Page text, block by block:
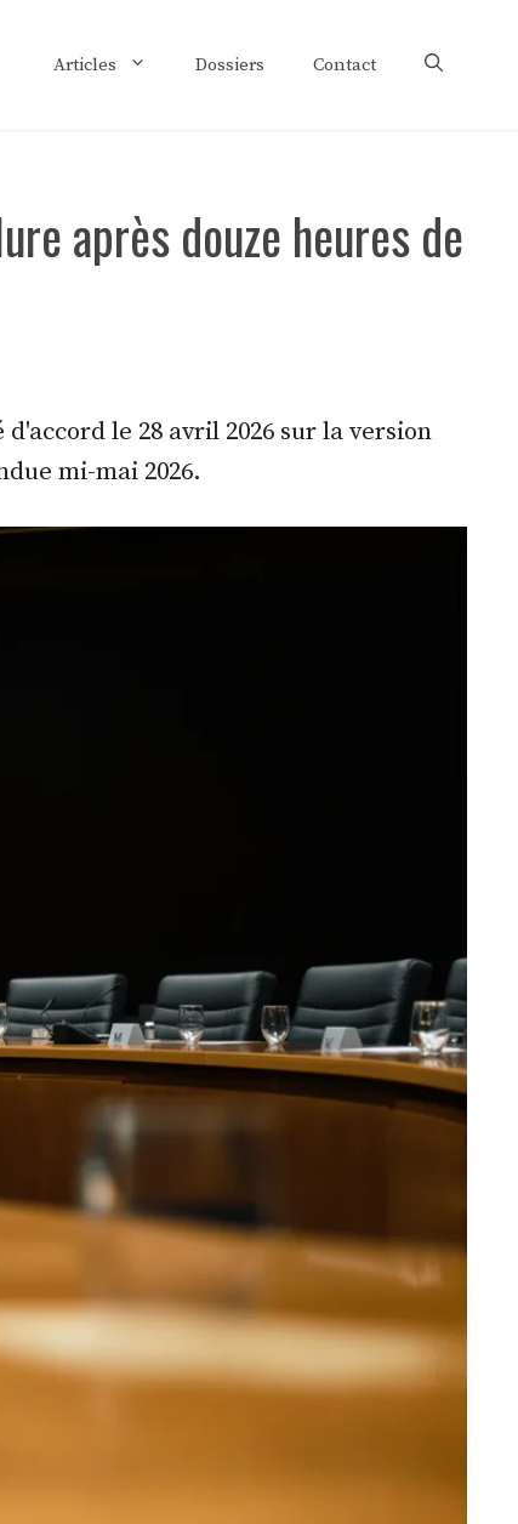
Articles Dossiers Contact
après douze heures de
le 28 avril 2026 sur la version
mi-mai 2026.